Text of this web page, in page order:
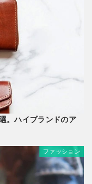
。ハイブランドのア
ファッション